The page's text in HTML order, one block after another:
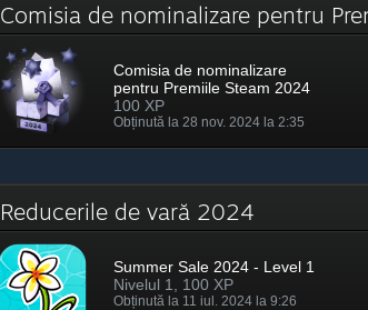
Comisia de nominalizare pentru
Comisia de nominalizare
pentru Premiile Steam 2024
100 XP
Obținută la 28 nov. 2024 la 2:35
Reducerile de vară 2024
Summer Sale 2024 - Level 1
Nivelul 1, 100 XP
Obținută la 11 iul. 2024 la 9:26